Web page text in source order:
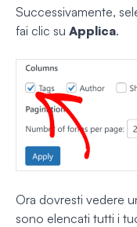
Successivamente,
fai clic su Applica.
Ora dovresti vedere
sono elencati tutti i